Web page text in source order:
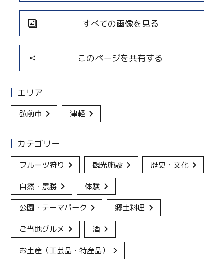
すべての画像を見る
このページを共有する
エリア
弘前市 津軽
カテゴリー
フルーツ狩り 観光施設 歴史・文化
自然・景勝 体験
公園・テーマパーク 郷土料理
ご当地グルメ 酒
お土産（工芸品・特産品）